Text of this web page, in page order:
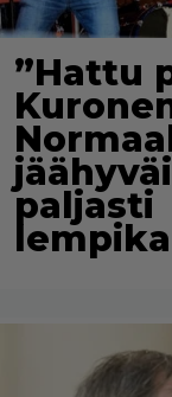
”Hattu
paljasti